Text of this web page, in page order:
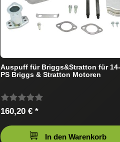
Auspuff für Briggs&Stratton für
PS Briggs & Stratton Motoren
160,20 € *
In den Warenkorb